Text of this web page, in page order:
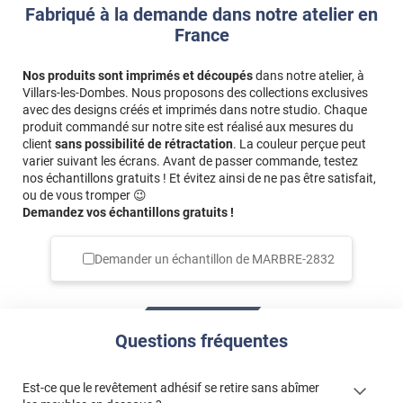
Fabriqué à la demande dans notre atelier en
France
Nos produits sont imprimés et découpésdans notre atelier, à
Villars-les-Dombes. Nous proposons des collections exclusives
avec des designs créés et imprimés dans notre studio. Chaque
produit commandé sur notre site est réalisé aux mesures du
client sans possibilité de rétractation. La couleur perçue peut
varier suivant les écrans. Avant de passer commande, testez
nos échantillons gratuits ! Et évitez ainsi de ne pas être satisfait,
ou de vous tromper 😉
Demandez vos échantillons gratuits !
Demander un échantillon de MARBRE-2832
Questions fréquentes
Est-ce que le revêtement adhésif se retire sans abîmer
*****Il y a 1280 jours
Utilisation pour valoriser une entrée de commerce A voir
*****Il y a 2276 jours
Produit de qualité incontestablement. Le motif "marbre "
est très réaliste . Très beau rendu . Un peu cher ,je trouve
... Mais bon . .
*****Il y a 1700 jours
Impossible de ne pas faire de bulle et de plies je suis
dégoûté je voudrais tellement tout recommencer